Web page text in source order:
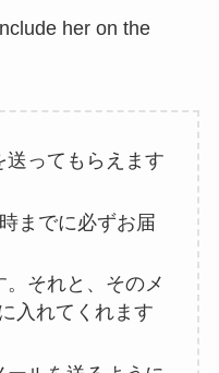
her on the
ってもらえます
までに必ずお届
それと、そのメ
入れてくれます